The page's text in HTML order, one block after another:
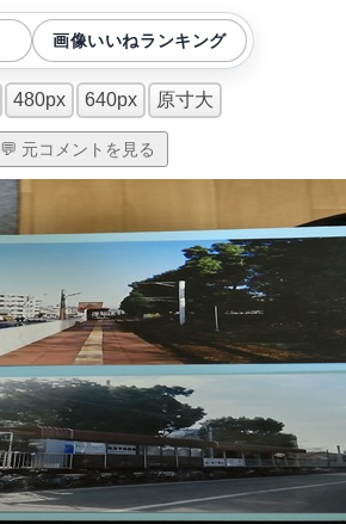
画像いいねランキング
480px 640px 原寸大
💬 元コメントを見る